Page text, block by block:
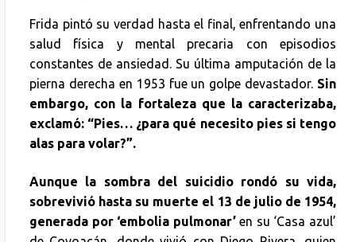
Frida pintó su verdad hasta el final, enfrentando una
salud física y mental precaria con episodios
constantes de ansiedad. Su última amputación de la
pierna derecha en 1953 fue un golpe devastador. Sin
embargo, con la fortaleza que la caracterizaba,
exclamó: “Pies… ¿para qué necesito pies si tengo
alas para volar?”.
Aunque la sombra del suicidio rondó su vida,
sobrevivió hasta su muerte el 13 de julio de 1954,
generada por ‘embolia pulmonar’en su ‘Casa azul’